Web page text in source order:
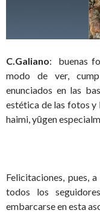
C.Galiano: buenas
modo de ver,
enunciados en las
estética de las fotos y
haimi, yūgen
Felicitaciones, pues,
todos los
embarcarse en esta